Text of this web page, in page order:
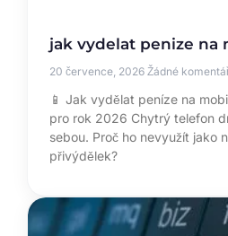
jak vydelat penize na
20 července, 2026 Žádné
📱 Jak vydělat peníze na
pro rok 2026 Chytrý telefon
sebou. Proč ho nevyužít jako
přivýdělek?